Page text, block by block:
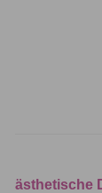
ästhetische